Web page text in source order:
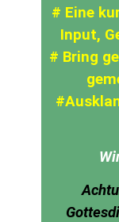
# Eine
Input,
# Bring